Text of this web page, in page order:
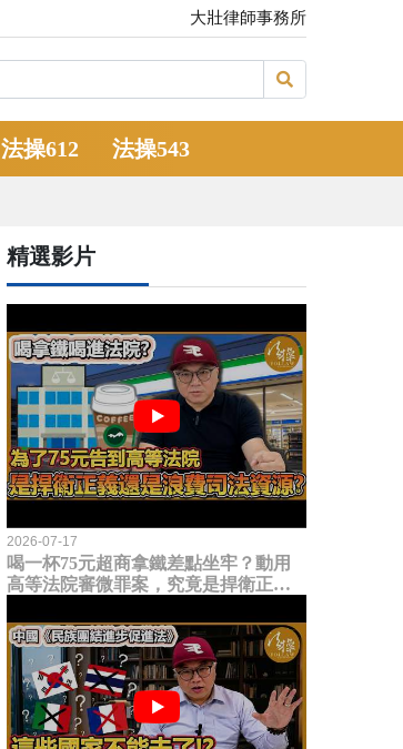
大壯律師事務所
法操612 法操543
精選影片
2026-07-17
喝一杯75元超商拿鐵差點坐牢？動用
高等法院審微罪案，究竟是捍衛正義